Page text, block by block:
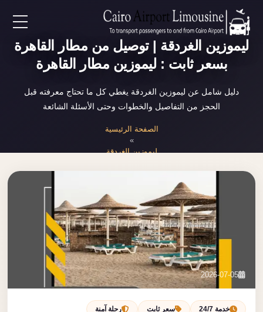
AR
خدمات المطار
نحن
بنا
احجز الآن
ليموزين الغردقة | توصيل من مطار القاهرة
بسعر ثابت : ليموزين مطار القاهرة
دليل شامل عن ليموزين الغردقة يغطي كل ما تحتاج معرفته قبل
الحجز من التفاصيل والخطوات وحتى الأسئلة الشائعة
الصفحة الرئيسية
ليموزين الغردقة
2026-07-05
خدمة 24/7 سعر ثابت رحلة آمنة